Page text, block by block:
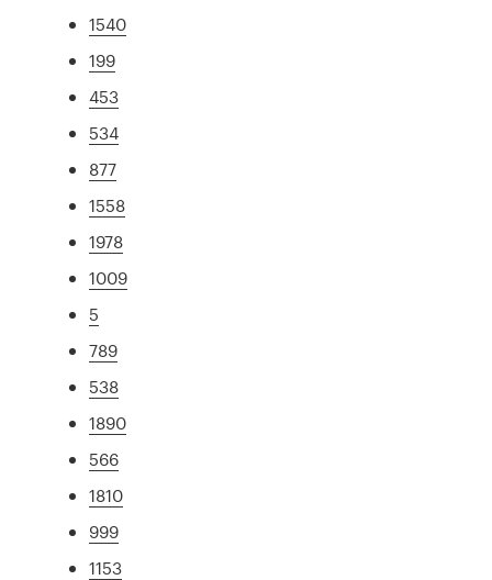
1540
199
453
534
877
1558
1978
1009
5
789
538
1890
566
1810
999
1153